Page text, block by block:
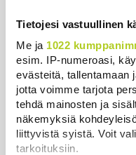
Tietojesi vastuullinen
Me ja 1022
esim. IP-numeroasi,
evästeitä, tallentamaan
jotta voimme tarjota
tehdä mainosten ja
näkemyksiä
liittyvistä syistä. Voit
tarkoituksiin.
olisi ollut viimeinen
käteen”
Uutiset | 5.8.2026 14:40
Uusimmat